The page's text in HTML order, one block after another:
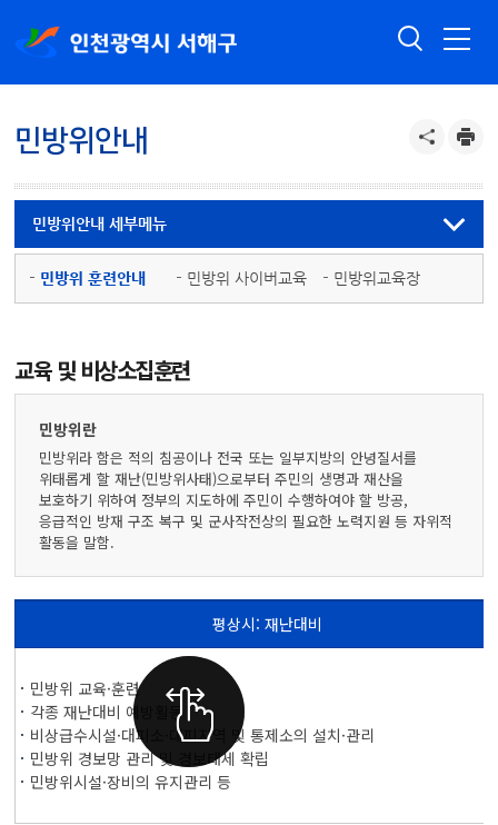
민방위안내
민방위안내 세부메뉴
민방위 훈련안내 민방위 사이버교육 민방위교육장
교육 및 비상소집훈련
민방위란
민방위라 함은 적의 침공이나 전국 또는 일부지방의 안녕질서를
위태롭게 할 재난(민방위사태)으로부터 주민의 생명과 재산을
보호하기 위하여 정부의 지도하에 주민이 수행하여야 할 방공,
응급적인 방재 구조 복구 및 군사작전상의 필요한 노력지원 등 자위적
활동을 말함.
평상시재난대비와 유사시 인명구조 및 노력지원에 대한 내용을 표로 표현
평상시: 재난대비
민방위 교육·훈련
각종 재난대비 예방활동
비상급수시설·대피소·대피지역 및 통제소의 설치·관리
민방위 경보망 관리 및 경보태세 확립
민방위시설·장비의 유지관리 등